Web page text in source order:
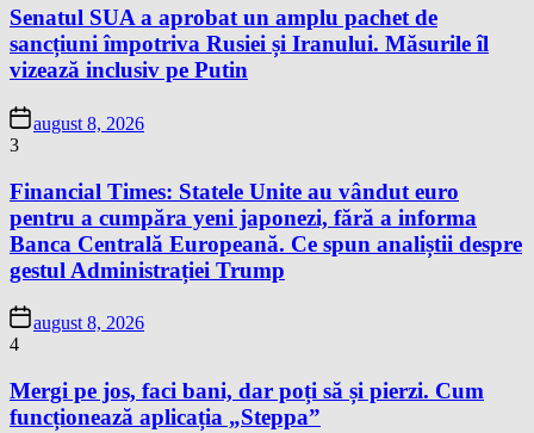
Senatul SUA a aprobat un amplu pachet de
sancțiuni împotriva Rusiei și Iranului. Măsurile îl
vizează inclusiv pe Putin
august 8, 2026
3
Financial Times: Statele Unite au vândut euro
pentru a cumpăra yeni japonezi, fără a informa
Banca Centrală Europeană. Ce spun analiștii despre
gestul Administrației Trump
august 8, 2026
4
Mergi pe jos, faci bani, dar poți să și pierzi. Cum
funcționează aplicația „Steppa”